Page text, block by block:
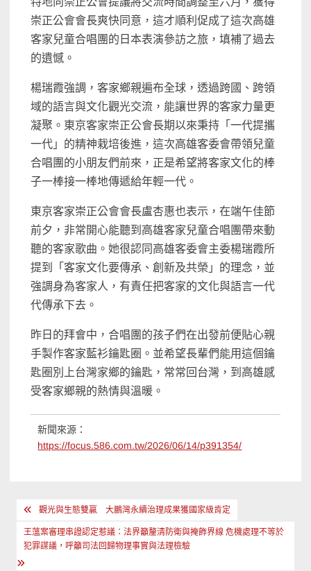
崇正公會會長爽快同意，這才順利促成了這次高雄
客家兒童合唱團的日本表演參訪之旅，填補了過去
的遺憾。
楊瑞霞強調，客家鄉親遍布全球，透過跨國、跨領
域的語言與文化觀光交流，能讓世界的客家力量更
凝聚。東京客家崇正公會長期以來秉持「一代提攜
一代」的精神栽培後進，這次高雄客委會帶領兒童
合唱團的小朋友們前來，正是希望將客家文化的棒
子一棒接一棒地傳遞給年輕一代。
東京客家崇正公會會長盧杏惠也表示，在端午佳節
前夕，非常開心能聽到高雄客家兒童合唱團帶來動
聽的客家歌曲。她很認同高雄客委會主委楊瑞霞所
提到「客家文化要傳承、創新及共榮」的理念，並
強調身為客家人，有責任把客家的文化與語言一代
代傳承下去。
昨日的拜會中，合唱團的孩子們在出發前便貼心親
手製作客家藍衫鑰匙圈。並希望長輩們能用這個鑰
匙圈別上台灣家鄉的鑰匙，常常回台灣，到高雄感
受客家鄉親的熱情與溫暖。
新聞來源：
https://focus.586.com.tw/2026/06/14/p391354/
文
章
導
觀光與生態雙贏 大鵬灣永續治理成果獲國家級肯定
王薀案審理串證認定惹議：法界籲釐清防衛與掩飾界線 危機處理不等於
犯罪謀議，呼籲司法回歸物理事實與法理檢驗